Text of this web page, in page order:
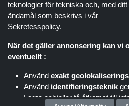
Shoppingspout.com/se är en webbplats
personal är inte inblandade när du
Shoppingspout.com/se tjänar
länkar/
teknologier för tekniska och, med
ändamål som beskrivs i vår
Sekretesspolicy.
När det gäller annonsering kan vi
eventuellt :
Använd exakt
Använd identifieringsteknik
Lagra och/eller få åtkomst till